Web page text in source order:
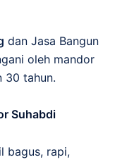
dan Jasa Bangun
oleh mandor
30 tahun.
Suhabdi
bagus, rapi,